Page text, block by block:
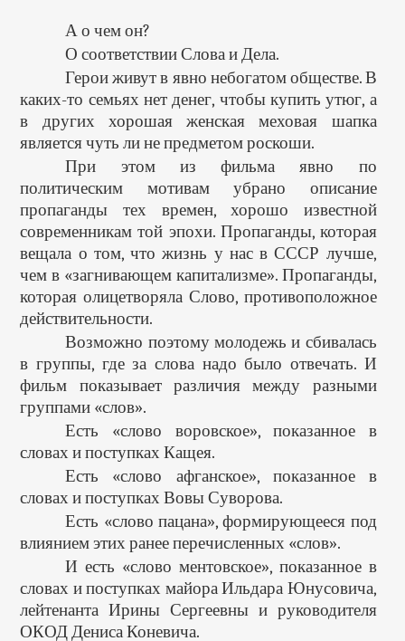
А о чем он?
О соответствии Слова и Дела.
Герои живут в явно небогатом обществе. В
каких-то семьях нет денег, чтобы купить утюг, а
в других хорошая женская меховая шапка
является чуть ли не предметом роскоши.
При этом из фильма явно по
политическим мотивам убрано описание
пропаганды тех времен, хорошо известной
современникам той эпохи. Пропаганды, которая
вещала о том, что жизнь у нас в СССР лучше,
чем в «загнивающем капитализме». Пропаганды,
которая олицетворяла Слово, противоположное
действительности.
Возможно поэтому молодежь и сбивалась
в группы, где за слова надо было отвечать. И
фильм показывает различия между разными
группами «слов».
Есть «слово воровское», показанное в
словах и поступках Кащея.
Есть «слово афганское», показанное в
словах и поступках Вовы Суворова.
Есть «слово пацана», формирующееся под
влиянием этих ранее перечисленных «слов».
И есть «слово ментовское», показанное в
словах и поступках майора Ильдара Юнусовича,
лейтенанта Ирины Сергеевны и руководителя
ОКОД Дениса Коневича.